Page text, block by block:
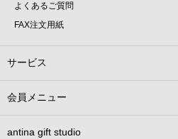
よくあるご質問
FAX注文用紙
サービス
会員メニュー
antina gift studio